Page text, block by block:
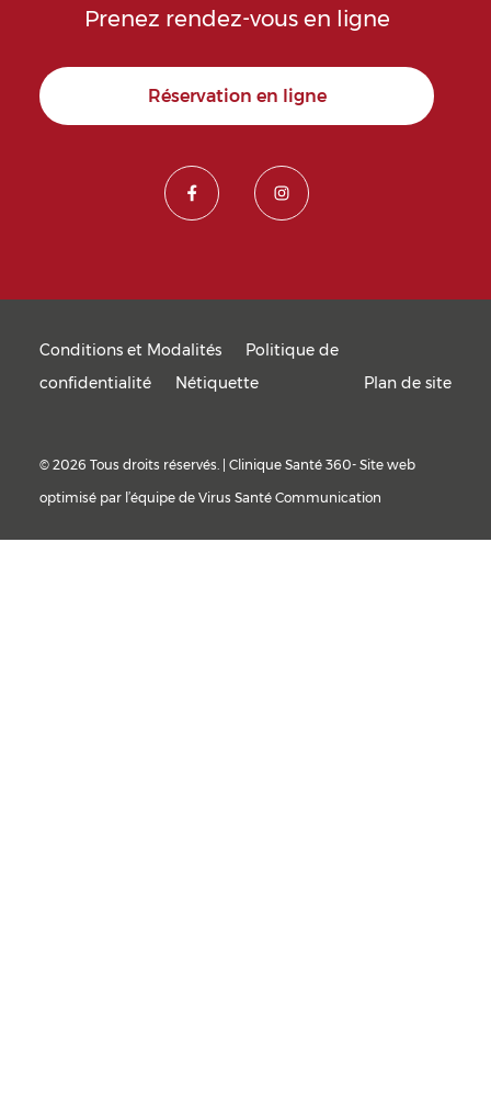
Prenez rendez-vous en ligne
Réservation en ligne
Conditions et Modalités
Politique de
confidentialité
Nétiquette Plan de site
© 2026 Tous droits réservés. | Clinique Santé 360- Site web
optimisé par l’équipe de Virus Santé Communication